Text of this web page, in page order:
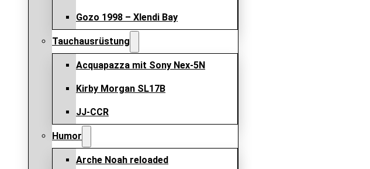
Gozo 1998 – Xlendi Bay
Tauchausrüstung
Acquapazza mit Sony Nex-5N
Kirby Morgan SL17B
JJ-CCR
Humor
Arche Noah reloaded